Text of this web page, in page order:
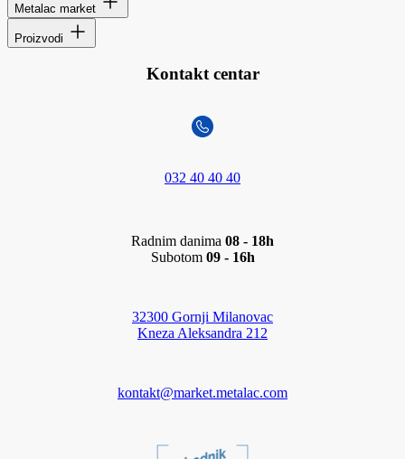
Metalac market
Proizvodi
Kontakt centar
032 40 40 40
Radnim danima 08 - 18h
Subotom 09 - 16h
32300 Gornji Milanovac
Kneza Aleksandra 212
kontakt@market.metalac.com